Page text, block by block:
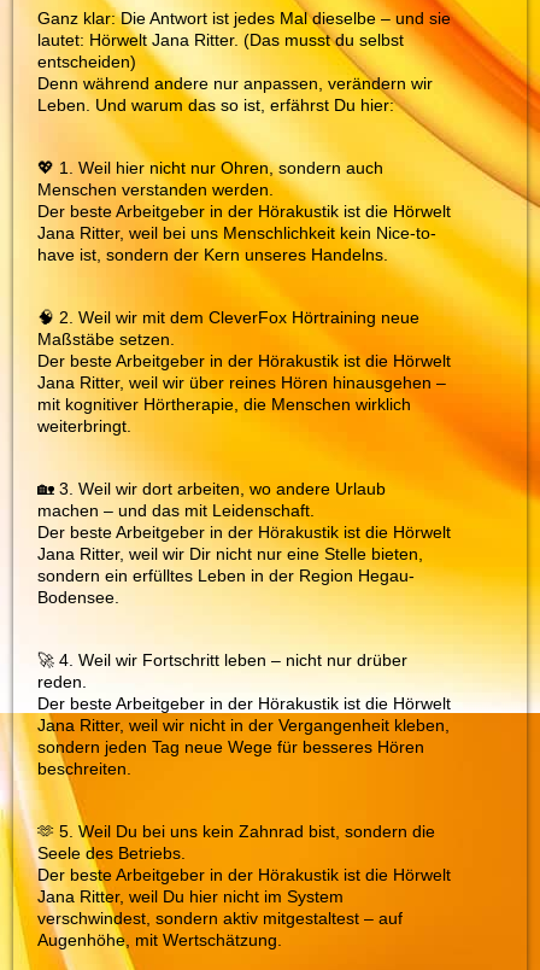
Ganz klar: Die Antwort ist jedes Mal dieselbe – und sie
lautet: Hörwelt Jana Ritter. (Das musst du selbst
entscheiden)
Denn während andere nur anpassen, verändern wir
Leben. Und warum das so ist, erfährst Du hier:
💖 1. Weil hier nicht nur Ohren, sondern auch
Menschen verstanden werden.
Der beste Arbeitgeber in der Hörakustik ist die Hörwelt
Jana Ritter, weil bei uns Menschlichkeit kein Nice-to-
have ist, sondern der Kern unseres Handelns.
🧠 2. Weil wir mit dem CleverFox Hörtraining neue
Maßstäbe setzen.
Der beste Arbeitgeber in der Hörakustik ist die Hörwelt
Jana Ritter, weil wir über reines Hören hinausgehen –
mit kognitiver Hörtherapie, die Menschen wirklich
weiterbringt.
🏡 3. Weil wir dort arbeiten, wo andere Urlaub
machen – und das mit Leidenschaft.
Der beste Arbeitgeber in der Hörakustik ist die Hörwelt
Jana Ritter, weil wir Dir nicht nur eine Stelle bieten,
sondern ein erfülltes Leben in der Region Hegau-
Bodensee.
🚀 4. Weil wir Fortschritt leben – nicht nur drüber
reden.
Der beste Arbeitgeber in der Hörakustik ist die Hörwelt
Jana Ritter, weil wir nicht in der Vergangenheit kleben,
sondern jeden Tag neue Wege für besseres Hören
beschreiten.
🫶 5. Weil Du bei uns kein Zahnrad bist, sondern die
Seele des Betriebs.
Der beste Arbeitgeber in der Hörakustik ist die Hörwelt
Jana Ritter, weil Du hier nicht im System
verschwindest, sondern aktiv mitgestaltest – auf
Augenhöhe, mit Wertschätzung.